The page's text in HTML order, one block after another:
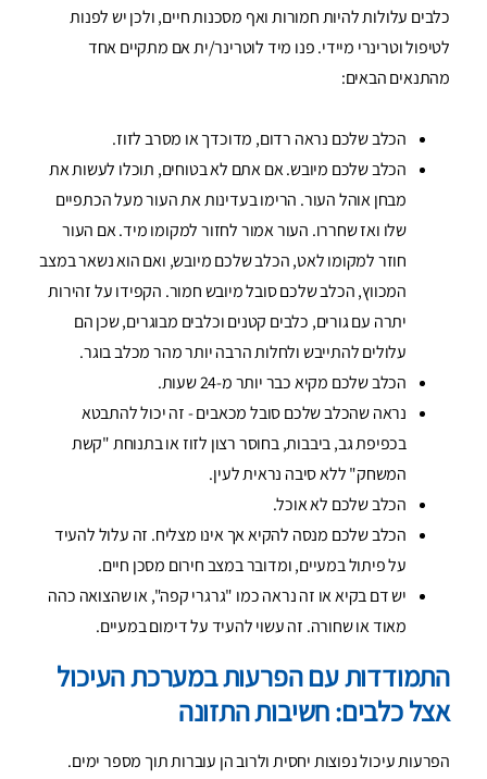
כלבים עלולות להיות חמורות ואף מסכנות חיים, ולכן יש לפנות
לטיפול וטרינרי מיידי. פנו מיד לוטרינר/ית אם מתקיים אחד
מהתנאים הבאים:
הכלב שלכם נראה רדום, מדוכדך או מסרב לזוז.
הכלב שלכם מיובש. אם אתם לא בטוחים, תוכלו לעשות את
מבחן אוהל העור. הרימו בעדינות את העור מעל הכתפיים
שלו ואז שחררו. העור אמור לחזור למקומו מיד. אם העור
חוזר למקומו לאט, הכלב שלכם מיובש, ואם הוא נשאר במצב
המכווץ, הכלב שלכם סובל מיובש חמור. הקפידו על זהירות
יתרה עם גורים, כלבים קטנים וכלבים מבוגרים, שכן הם
עלולים להתייבש ולחלות הרבה יותר מהר מכלב בוגר.
הכלב שלכם מקיא כבר יותר מ-24 שעות.
נראה שהכלב שלכם סובל מכאבים - זה יכול להתבטא
בכפיפת גב, ביבבות, בחוסר רצון לזוז או בתנוחת "קשת
המשחק" ללא סיבה נראית לעין.
הכלב שלכם לא אוכל.
הכלב שלכם מנסה להקיא אך אינו מצליח. זה עלול להעיד
על פיתול במעיים, ומדובר במצב חירום מסכן חיים.
יש דם בקיא או זה נראה כמו "גרגרי קפה", או שהצואה כהה
מאוד או שחורה. זה עשוי להעיד על דימום במעיים.
התמודדות עם הפרעות במערכת העיכול
אצל כלבים: חשיבות התזונה
הפרעות עיכול נפוצות יחסית ולרוב הן עוברות תוך מספר ימים.